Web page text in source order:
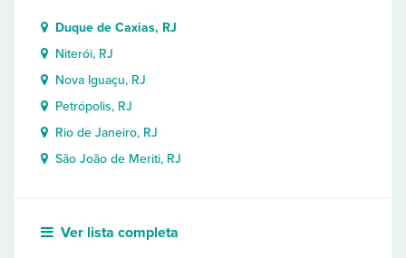
Duque de Caxias, RJ
Niterói, RJ
Nova Iguaçu, RJ
Petrópolis, RJ
Rio de Janeiro, RJ
São João de Meriti, RJ
Ver lista completa